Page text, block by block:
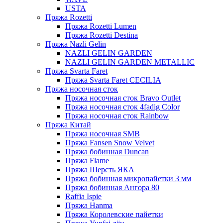
USTA
Пряжа Rozetti
Пряжа Rozetti Lumen
Пряжа Rozetti Destina
Пряжа Nazli Gelin
NAZLI GELIN GARDEN
NAZLI GELIN GARDEN METALLIC
Пряжа Svarta Faret
Пряжа Svarta Faret CECILIA
Пряжа носочная сток
Пряжа носочная сток Bravo Outlet
Пряжа носочная сток 4fadig Color
Пряжа носочная сток Rainbow
Пряжа Китай
Пряжа носочная SMB
Пряжа Fansen Snow Velvet
Пряжа бобинная Duncan
Пряжа Flame
Пряжа Шерсть ЯКА
Пряжа бобинная микропайетки 3 мм
Пряжа бобинная Ангора 80
Raffia Ispie
Пряжа Hanma
Пряжа Королевские пайетки